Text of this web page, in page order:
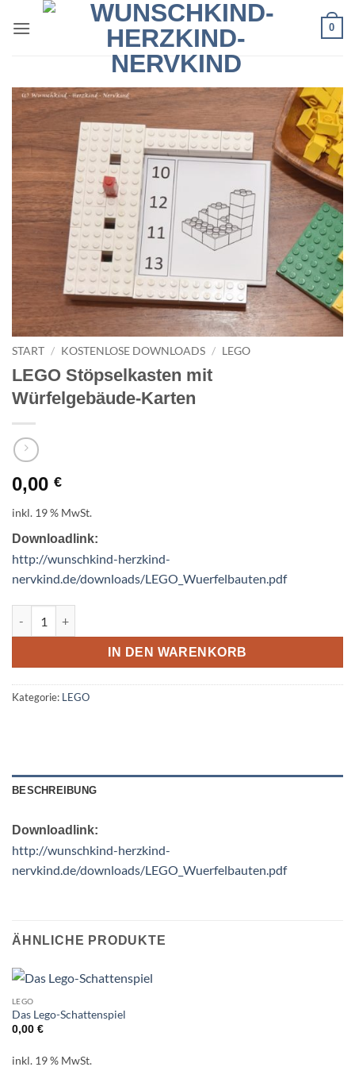
Inhalt
0
START / KOSTENLOSE DOWNLOADS / LEGO
LEGO Stöpselkasten mit
Würfelgebäude-Karten
0,00 €
inkl. 19 % MwSt.
Downloadlink:
http://wunschkind-herzkind-
nervkind.de/downloads/LEGO_Wuerfelbauten.pdf
IN DEN WARENKORB
Kategorie: LEGO
BESCHREIBUNG
Downloadlink:
http://wunschkind-herzkind-
nervkind.de/downloads/LEGO_Wuerfelbauten.pdf
ÄHNLICHE PRODUKTE
LEGO
Das Lego-Schattenspiel
0,00 €
inkl. 19 % MwSt.